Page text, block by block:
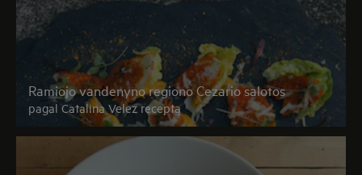
Ramiojo vandenyno regiono Cezario salotos
pagal Catalina Velez receptą